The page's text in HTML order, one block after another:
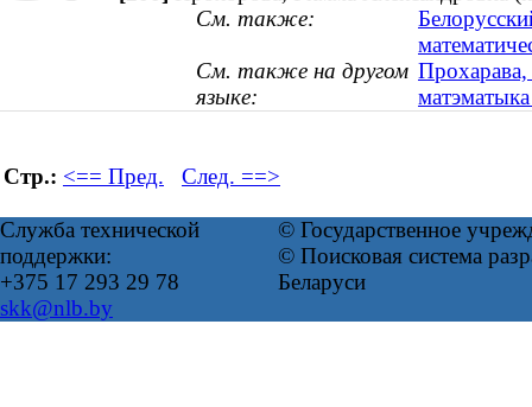
См. также:
См. также на другом
языке:
Стр.: <== Пред. След. ==>
Служба технической
поддержки:
+375 17 293 29 78
skk@nlb.by
© Государственное
© Поисковая система
Беларуси